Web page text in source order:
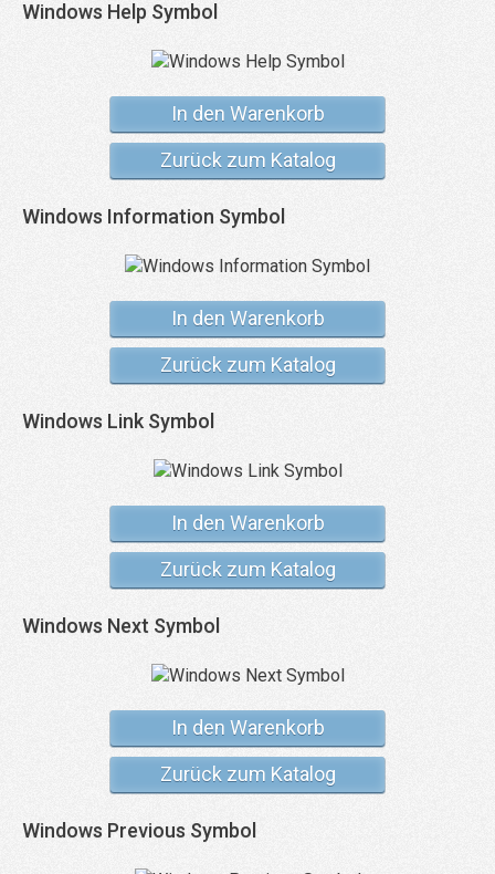
Windows Help Symbol
In den Warenkorb
Zurück zum Katalog
Windows Information Symbol
In den Warenkorb
Zurück zum Katalog
Windows Link Symbol
In den Warenkorb
Zurück zum Katalog
Windows Next Symbol
In den Warenkorb
Zurück zum Katalog
Windows Previous Symbol